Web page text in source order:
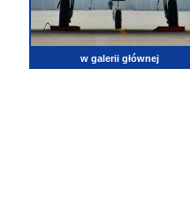
w galerii głównej